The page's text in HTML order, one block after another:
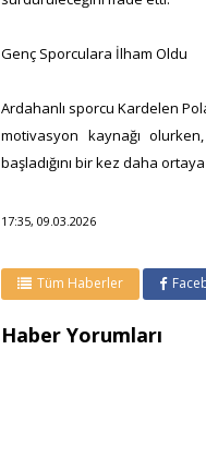
Genç Sporculara İlham Oldu
Ardahanlı sporcu Kardelen
motivasyon kaynağı
başladığını bir kez daha
17:35, 09.03.2026
Tüm Haberler
Haber Yorumları